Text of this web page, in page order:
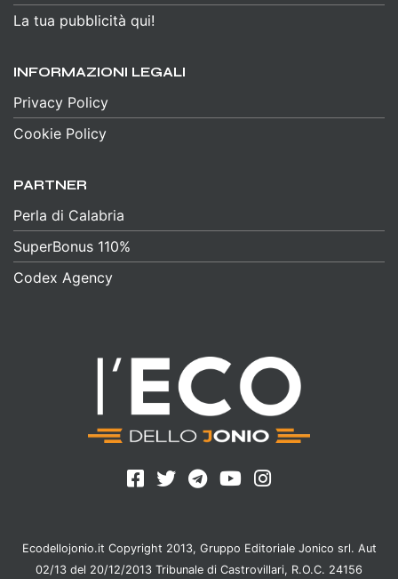
La tua pubblicità qui!
INFORMAZIONI LEGALI
Privacy Policy
Cookie Policy
PARTNER
Perla di Calabria
SuperBonus 110%
Codex Agency
Ecodellojonio.it Copyright 2013, Gruppo Editoriale Jonico srl. Aut
02/13 del 20/12/2013 Tribunale di Castrovillari, R.O.C. 24156